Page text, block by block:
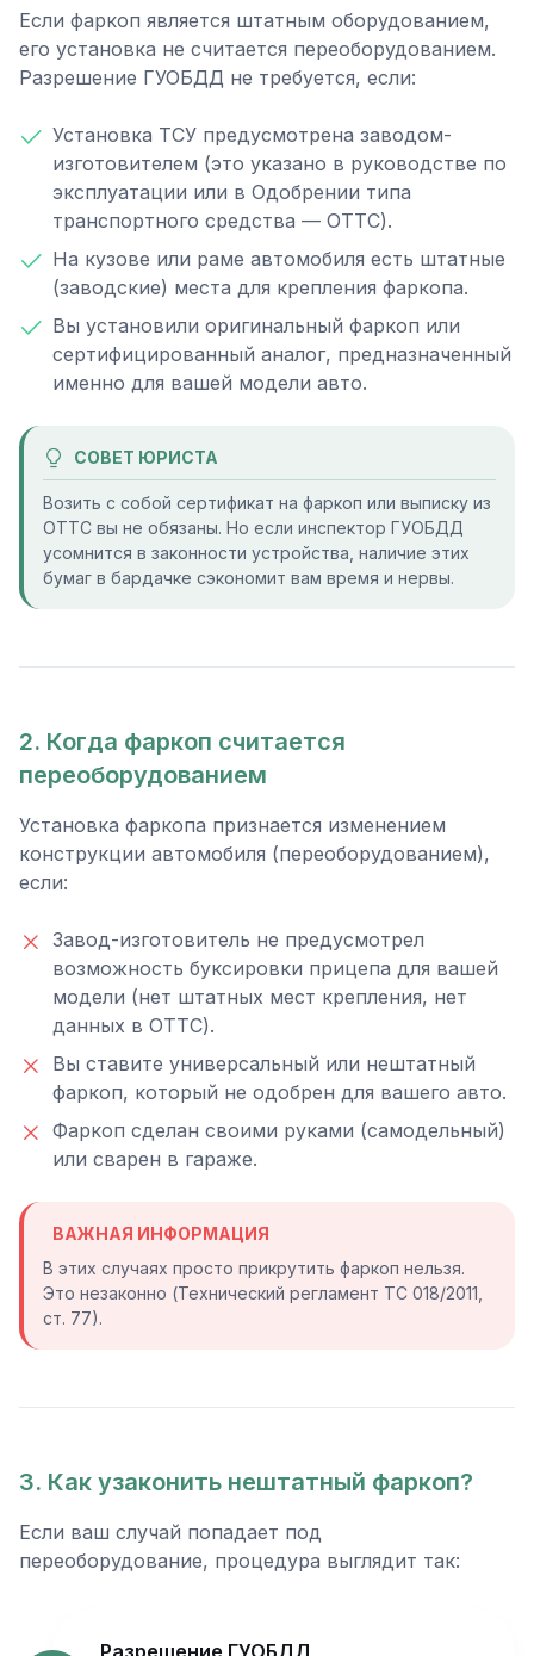
Если фаркоп является штатным оборудованием,
его установка не считается переоборудованием.
Разрешение ГУОБДД не требуется, если:
Установка ТСУ предусмотрена заводом-
изготовителем (это указано в руководстве по
эксплуатации или в Одобрении типа
транспортного средства — ОТТС).
На кузове или раме автомобиля есть штатные
(заводские) места для крепления фаркопа.
Вы установили оригинальный фаркоп или
сертифицированный аналог, предназначенный
именно для вашей модели авто.
СОВЕТ ЮРИСТА
Возить с собой сертификат на фаркоп или выписку из
ОТТС вы не обязаны. Но если инспектор ГУОБДД
усомнится в законности устройства, наличие этих
бумаг в бардачке сэкономит вам время и нервы.
2. Когда фаркоп считается
переоборудованием
Установка фаркопа признается изменением
конструкции автомобиля (переоборудованием),
если:
Завод-изготовитель не предусмотрел
возможность буксировки прицепа для вашей
модели (нет штатных мест крепления, нет
данных в ОТТС).
Вы ставите универсальный или нештатный
фаркоп, который не одобрен для вашего авто.
Фаркоп сделан своими руками (самодельный)
или сварен в гараже.
ВАЖНАЯ ИНФОРМАЦИЯ
В этих случаях просто прикрутить фаркоп нельзя.
Это незаконно (Технический регламент ТС 018/2011,
ст. 77).
3. Как узаконить нештатный фаркоп?
Если ваш случай попадает под
переоборудование, процедура выглядит так:
Разрешение ГУОБДД